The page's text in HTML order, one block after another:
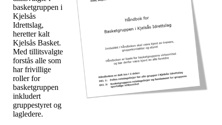
basketgruppen i
Kjelsås
Idrettslag,
heretter kalt
Kjelsås Basket.
Med tillitsvalgte
forstås alle som
har frivillige
roller for
basketgruppen
inkludert
gruppestyret og
lagledere.